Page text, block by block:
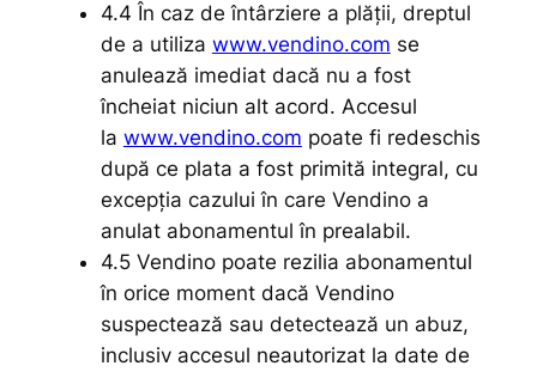
4.4 În caz de întârziere a plății, dreptul
de a utiliza www.vendino.com se
anulează imediat dacă nu a fost
încheiat niciun alt acord. Accesul
la www.vendino.com poate fi redeschis
după ce plata a fost primită integral, cu
excepția cazului în care Vendino a
anulat abonamentul în prealabil.
4.5 Vendino poate rezilia abonamentul
în orice moment dacă Vendino
suspectează sau detectează un abuz,
inclusiv accesul neautorizat la date de